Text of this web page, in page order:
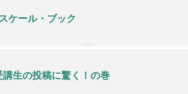
ケール・ブック
生の投稿に驚く！の巻